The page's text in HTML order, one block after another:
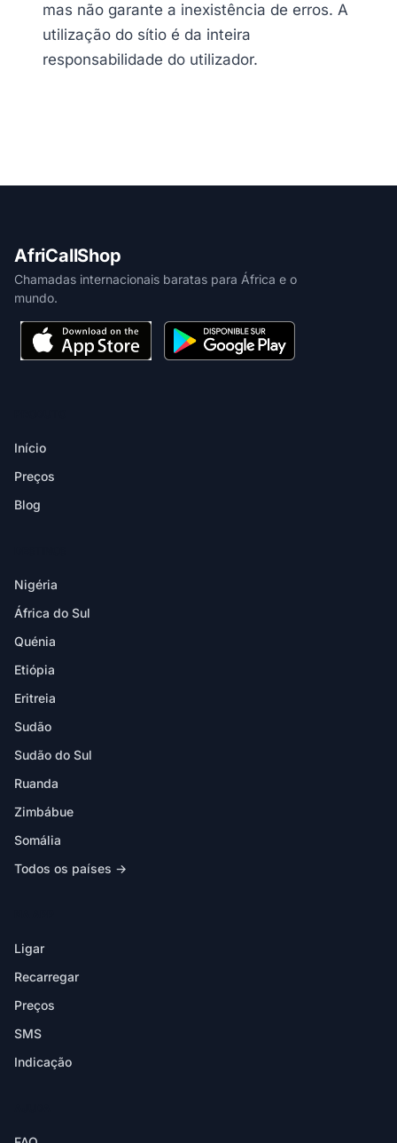
mas não garante a inexistência de erros. A
utilização do sítio é da inteira
responsabilidade do utilizador.
AfriCallShop
Chamadas internacionais baratas para África e o
mundo.
Início
Preços
Blog
Nigéria
África do Sul
Quénia
Etiópia
Eritreia
Sudão
Sudão do Sul
Ruanda
Zimbábue
Somália
Todos os países →
Ligar
Recarregar
Preços
SMS
Indicação